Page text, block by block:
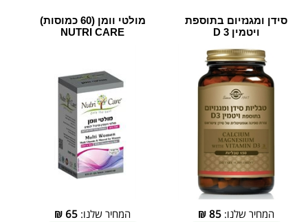
סידן ומגנזיום בתוספת
ויטמין D 3
המחיר שלנו: 85
₪
מולטי וומן (60 כמוסות)
NUTRI CARE
המחיר שלנו: 65
₪